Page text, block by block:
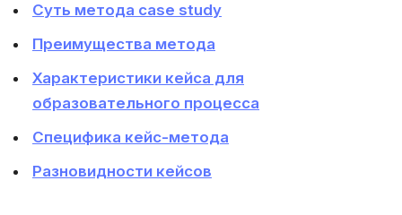
Суть метода case study
Преимущества метода
Характеристики кейса для
образовательного процесса
Специфика кейс-метода
Разновидности кейсов